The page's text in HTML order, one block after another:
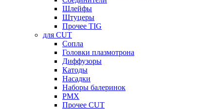
Шлейфы
Штуцеры
Прочее TIG
для CUT
Сопла
Головки плазмотрона
Диффузоры
Катоды
Насадки
Наборы балеринок
PMX
Прочее CUT